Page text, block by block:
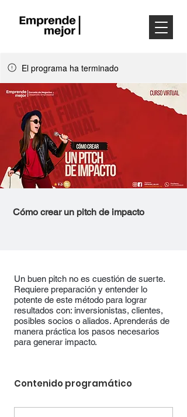
El programa ha terminado
Cómo crear un pitch de impacto
Un buen pitch no es cuestión de suerte.
Requiere preparación y entender lo
potente de este método para lograr
resultados con: inversionistas, clientes,
posibles socios o aliados. Aprenderás de
manera práctica los pasos necesarios
para generar impacto.
Contenido programático